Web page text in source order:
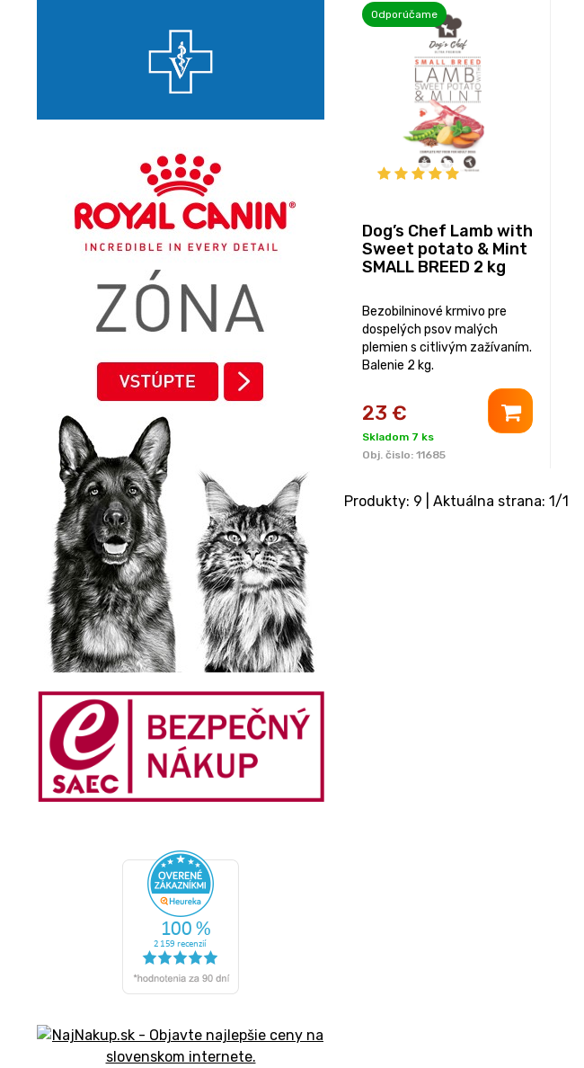
Odporúčame
Dog’s Chef Lamb with
Sweet potato & Mint
SMALL BREED 2 kg
Bezobilninové krmivo pre
dospelých psov malých
plemien s citlivým zažívaním.
Balenie 2 kg.
23 €
Skladom 7 ks
Obj. čislo: 11685
Produkty: 9 | Aktuálna strana: 1/1